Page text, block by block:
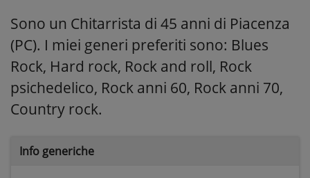
Sono un Chitarrista di 45 anni di Piacenza
(PC). I miei generi preferiti sono: Blues
Rock, Hard rock, Rock and roll, Rock
psichedelico, Rock anni 60, Rock anni 70,
Country rock.
Info generiche